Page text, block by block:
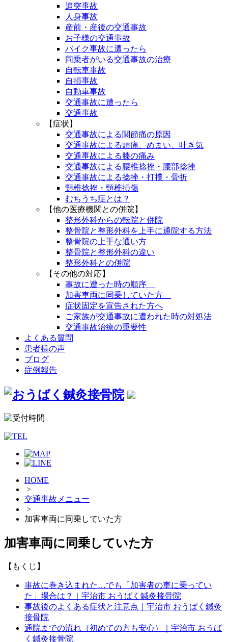
追突事故
人身事故
産前・産後の交通事故
お子様の交通事故
バイク事故に遭ったら
同乗者がいる交通事故の治療
自転車事故
自損事故
自動車事故
交通事故に遭ったら
交通事故
【症状】
交通事故による関節痛の原因
交通事故による頭痛、めまい、吐き気
交通事故による膝の痛み
交通事故による腰椎捻挫・腰部捻挫
交通事故による捻挫・打撲・骨折
頸椎捻挫・頸椎損傷
むちうち症とは？
【他の医療機関との併院】
整形外科からの転院と併院
整骨院と整形外科を上手に通院する方法
整骨院の上手な通い方
整骨院と整形外科の違い
整形外科との併院
【その他の対応】
事故に遭った時の順序
加害車両に同乗していた方
症状固定を宣告された方へ
ご家族が交通事故に遭われた時の対処法
交通事故治療の重要性
よくある質問
患者様の声
ブログ
症例報告
HOME
>
交通事故メニュー
>
加害車両に同乗していた方
加害車両に同乗していた方
【もくじ】
事故に巻き込まれた…でも「加害者の車に乗ってい
た」場合は？｜宇治市 おうばく鍼灸接骨院
事故後のよくある症状と注意点｜宇治市 おうばく鍼灸
接骨院
通院までの流れ（初めての方も安心）｜宇治市 おうば
く鍼灸接骨院